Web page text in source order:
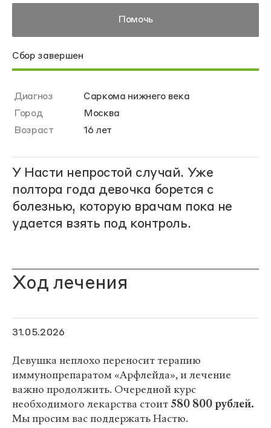
Помочь
Сбор завершен
Диагноз
Саркома нижнего века
Город
Москва
Возраст
16 лет
У Насти непростой случай. Уже
полтора года девочка борется с
болезнью, которую врачам пока не
удается взять под контроль.
Ход лечения
31.05.2026
Девушка неплохо переносит терапию
иммунопрепаратом «Арфлейда», и лечение
важно продолжить. Очередной курс
необходимого лекарства стоит 580 800 рублей.
Мы просим вас поддержать Настю.